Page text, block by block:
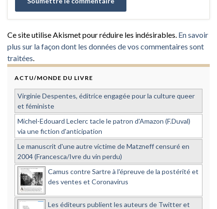
Ce site utilise Akismet pour réduire les indésirables. En savoir
plus sur la façon dont les données de vos commentaires sont
traitées
ACTU/MONDE DU LIVRE
Virginie Despentes, éditrice engagée pour la culture queer
et féministe
Michel-Edouard Leclerc tacle le patron d'Amazon (F.Duval)
via une fiction d'anticipation
Le manuscrit d'une autre victime de Matzneff censuré en
2004 (Francesca/Ivre du vin perdu)
Camus contre Sartre à l'épreuve de la postérité et
des ventes et Coronavirus
Les éditeurs publient les auteurs de Twitter et